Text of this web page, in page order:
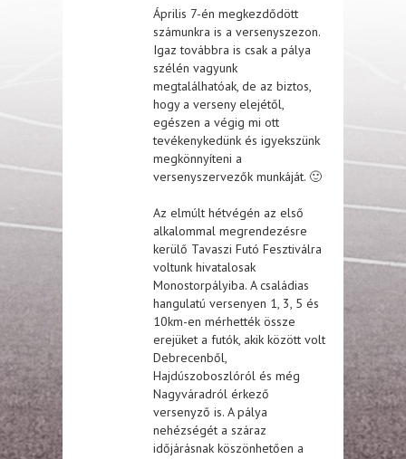
Április 7-én megkezdődött
számunkra is a versenyszezon.
Igaz továbbra is csak a pálya
szélén vagyunk
megtalálhatóak, de az biztos,
hogy a verseny elejétől,
egészen a végig mi ott
tevékenykedünk és igyekszünk
megkönnyíteni a
versenyszervezők munkáját. 🙂
Az elmúlt hétvégén az első
alkalommal megrendezésre
kerülő Tavaszi Futó Fesztiválra
voltunk hivatalosak
Monostorpályiba. A családias
hangulatú versenyen 1, 3, 5 és
10km-en mérhették össze
erejüket a futók, akik között volt
Debrecenből,
Hajdúszoboszlóról és még
Nagyváradról érkező
versenyző is. A pálya
nehézségét a száraz
időjárásnak köszönhetően a